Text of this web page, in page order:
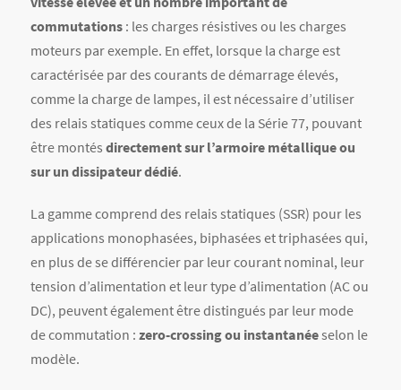
commutations : les charges résistives ou les charges
moteurs par exemple. En effet, lorsque la charge est
caractérisée par des courants de démarrage élevés,
comme la charge de lampes, il est nécessaire d’utiliser
des relais statiques comme ceux de la Série 77, pouvant
être montés directement sur l’armoire métallique ou
sur un dissipateur dédié.
La gamme comprend des relais statiques (SSR) pour les
applications monophasées, biphasées et triphasées qui,
en plus de se différencier par leur courant nominal, leur
tension d’alimentation et leur type d’alimentation (AC ou
DC), peuvent également être distingués par leur mode
de commutation : zero-crossing ou instantanéeselon le
modèle.